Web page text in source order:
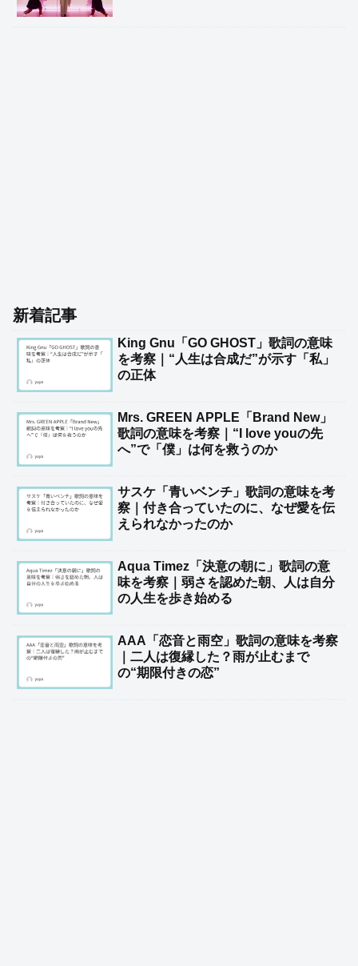
新着記事
King Gnu「GO GHOST」歌詞の意味
を考察｜“人生は合成だ”が示す「私」
の正体
Mrs. GREEN APPLE「Brand New」
歌詞の意味を考察｜“I love youの先
へ”で「僕」は何を救うのか
サスケ「青いベンチ」歌詞の意味を考
察｜付き合っていたのに、なぜ愛を伝
えられなかったのか
Aqua Timez「決意の朝に」歌詞の意
味を考察｜弱さを認めた朝、人は自分
の人生を歩き始める
AAA「恋音と雨空」歌詞の意味を考察
｜二人は復縁した？雨が止むまで
の“期限付きの恋”